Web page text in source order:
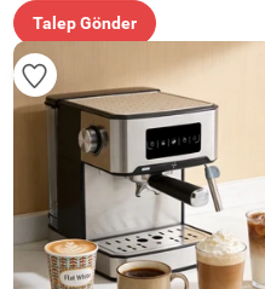
Talep Gönder